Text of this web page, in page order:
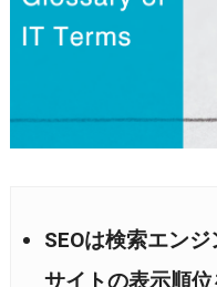
SEOは検索エン
サイトの表示順